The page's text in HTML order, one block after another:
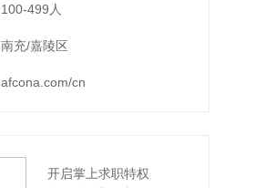
100-499人
南充/嘉陵区
afcona.com/cn
开启掌上求职特权